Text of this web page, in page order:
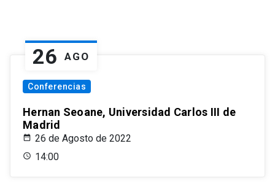
26 AGO
Conferencias
Hernan Seoane, Universidad Carlos III de
Madrid
26 de Agosto de 2022
14:00